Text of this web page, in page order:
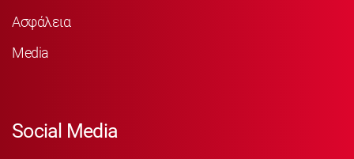
Ασφάλεια
Media
Social Media